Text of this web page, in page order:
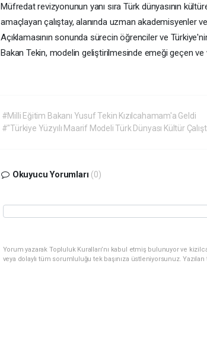
Müfredat revizyonunun yanı sıra Türk dünyasının
amaçlayan çalıştay, alanında uzman akademisyenler
Açıklamasının sonunda sürecin öğrenciler ve
Bakan Tekin, modelin geliştirilmesinde emeği geçen
#Milli Eğitim Bakanı Yusuf Tekin Kızılcahamam'a Geldi
#"Türkiye Yüzyılı Maarif Modeli Türk Dünyası Kültür
Okuyucu Yorumları (0)
Yorum yazarak Topluluk Kuralları’nı kabul etmiş bulunuyor ve
veya dolaylı tüm sorumluluğu tek başınıza üstleniyorsunuz.